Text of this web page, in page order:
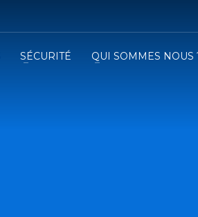
SÉCURITÉ QUI SOMMES NOUS